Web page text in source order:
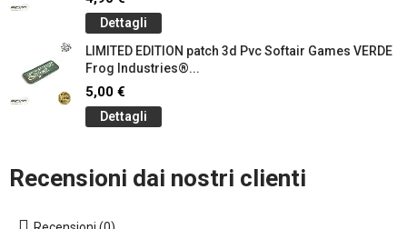
Dettagli
LIMITED EDITION patch 3d Pvc Softair Games VERDE
Frog Industries®...
5,00 €
Dettagli
Recensioni dai nostri clienti